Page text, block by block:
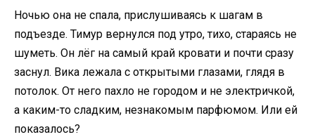
Ночью она не спала, прислушиваясь к шагам в
подъезде. Тимур вернулся под утро, тихо, стараясь не
шуметь. Он лёг на самый край кровати и почти сразу
заснул. Вика лежала с открытыми глазами, глядя в
потолок. От него пахло не городом и не электричкой,
а каким-то сладким, незнакомым парфюмом. Или ей
показалось?